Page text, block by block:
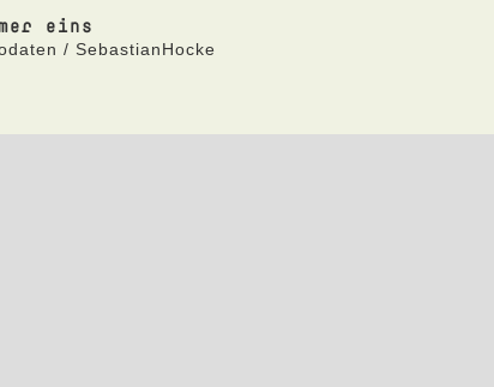
eins
/ SebastianHocke